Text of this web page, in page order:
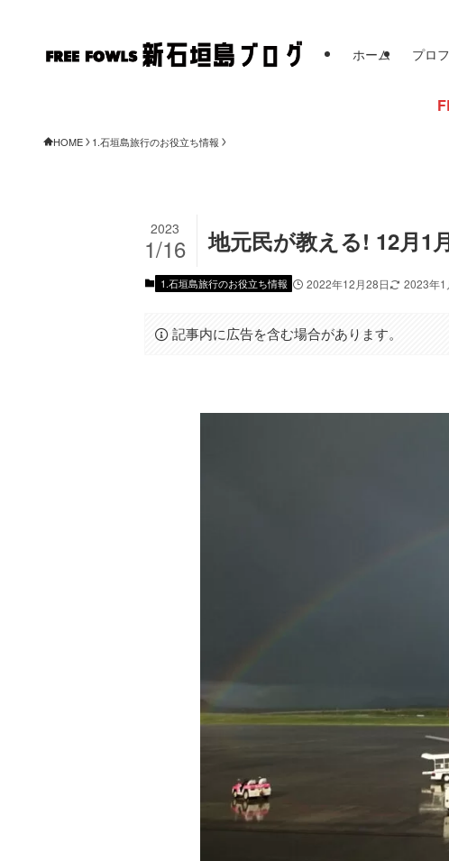
ホーム プロ
FREE
HOME 1.石垣島旅行のお役立ち情報
地元民が教える! 12月1
2023
1/16
1.石垣島旅行のお役立ち情報 2022年12月28日 2023年1
記事内に広告を含む場合があります。